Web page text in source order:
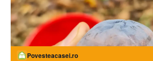
Povesteacasei.ro